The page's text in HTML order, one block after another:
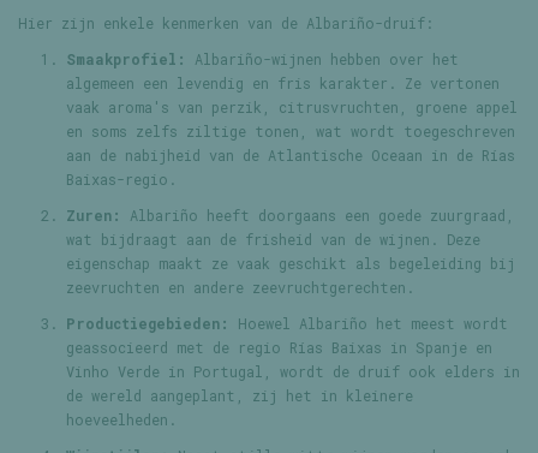
Hier zijn enkele kenmerken van de Albariño-druif:
Smaakprofiel:
Albariño-wijnen hebben over het
algemeen een levendig en fris karakter. Ze vertonen
vaak aroma's van perzik, citrusvruchten, groene appel
en soms zelfs ziltige tonen, wat wordt toegeschreven
aan de nabijheid van de Atlantische Oceaan in de Rías
Baixas-regio.
Zuren:
Albariño heeft doorgaans een goede zuurgraad,
wat bijdraagt aan de frisheid van de wijnen. Deze
eigenschap maakt ze vaak geschikt als begeleiding bij
zeevruchten en andere zeevruchtgerechten.
Productiegebieden:
Hoewel Albariño het meest wordt
geassocieerd met de regio Rías Baixas in Spanje en
Vinho Verde in Portugal, wordt de druif ook elders in
de wereld aangeplant, zij het in kleinere
hoeveelheden.